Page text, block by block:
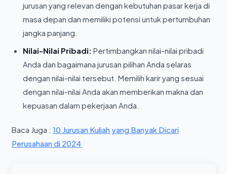
jurusan yang relevan dengan kebutuhan pasar kerja di
masa depan dan memiliki potensi untuk pertumbuhan
jangka panjang.
Nilai-Nilai Pribadi: Pertimbangkan nilai-nilai pribadi
Anda dan bagaimana jurusan pilihan Anda selaras
dengan nilai-nilai tersebut. Memilih karir yang sesuai
dengan nilai-nilai Anda akan memberikan makna dan
kepuasan dalam pekerjaan Anda.
Baca Juga : 10 Jurusan Kuliah yang Banyak Dicari
Perusahaan di 2024